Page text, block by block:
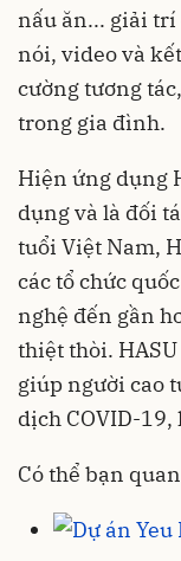
nấu ăn... giải trí
nói, video và
cường tương
trong gia đình.
Hiện ứng dụng
dụng và là đối
tuổi Việt Nam,
các tổ chức
nghệ đến gần
thiệt thòi.
giúp người cao
dịch COVID-
Có thể bạn